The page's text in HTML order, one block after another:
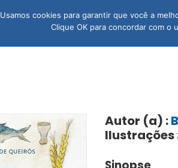
LIVROS NOSSAS JOIAS
Autor (a) :
Ilustrações
Usamos cookies para garantir que você a
Clique OK para concordar com o